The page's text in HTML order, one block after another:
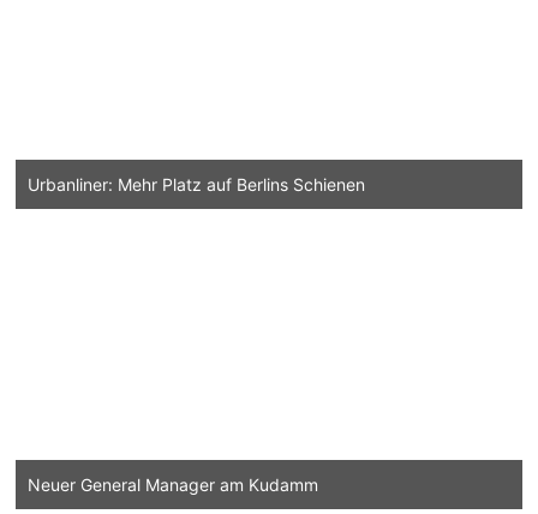
Urbanliner: Mehr Platz auf Berlins Schienen
Neuer General Manager am Kudamm